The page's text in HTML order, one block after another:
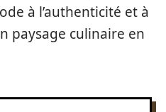
à l’authenticité et à
paysage culinaire en